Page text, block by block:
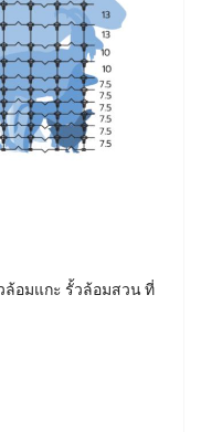
ล้อมแกะ รั้วล้อมสวน ที่